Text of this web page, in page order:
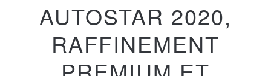
AUTOSTAR 2020,
RAFFINEMENT